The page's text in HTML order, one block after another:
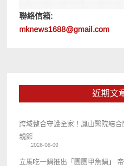
聯絡信箱:
mknews1688@gmail.com
近期文
跨域整合守護全家！鳳山醫院結
親節
2026-08-09
立馬吃一鍋推出「團團甲魚鍋」